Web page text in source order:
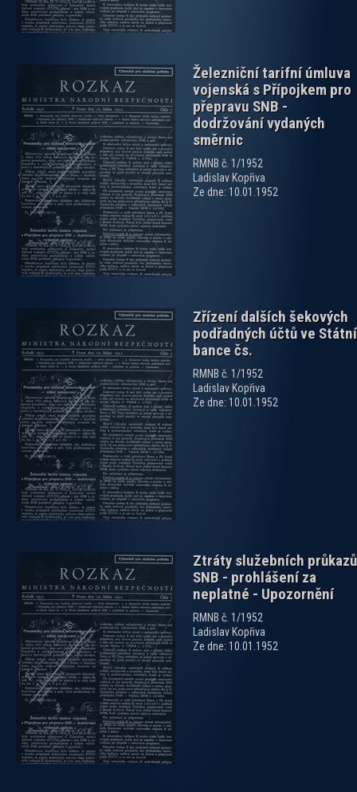
Železniční tarifní úmluva
vojenská s Přípojkem pro
přepravu SNB -
dodržování vydaných
směrnic
RMNB č. 1/1952
Ladislav Kopřiva
Ze dne: 10.01.1952
Zřízení dalších šekových
podřadných účtů ve Státní
bance čs.
RMNB č. 1/1952
Ladislav Kopřiva
Ze dne: 10.01.1952
zobrazit PDF dokument
Ztráty služebních průkazů
SNB - prohlášení za
neplatné - Upozornění
RMNB č. 1/1952
Ladislav Kopřiva
Ze dne: 10.01.1952
zobrazit PDF dokument